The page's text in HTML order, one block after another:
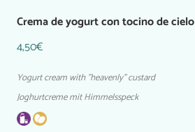
Crema de yogurt con tocino de cielo
4,50€
Yogurt cream with "heavenly" custard
Joghurtcreme mit Himmelsspeck